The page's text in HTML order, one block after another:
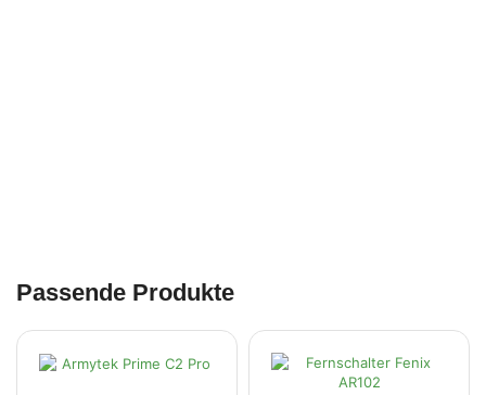
Passende Produkte